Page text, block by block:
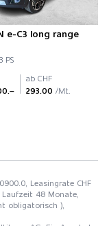
e-C3 long range
PS
ab CHF
293.00 /Mt.
Leasingrate CHF
Laufzeit 48 Monate,
obligatorisch ),